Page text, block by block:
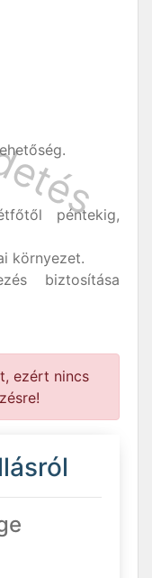
péntekig,
környezet.
biztosítása
ezért nincs